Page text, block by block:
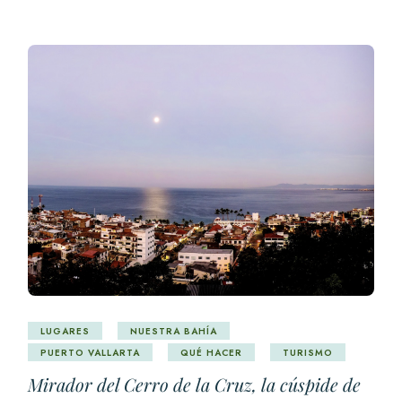
LUGARES
NUESTRA BAHÍA
PUERTO VALLARTA
QUÉ HACER TURISMO
Mirador del Cerro de la Cruz, la cúspide de